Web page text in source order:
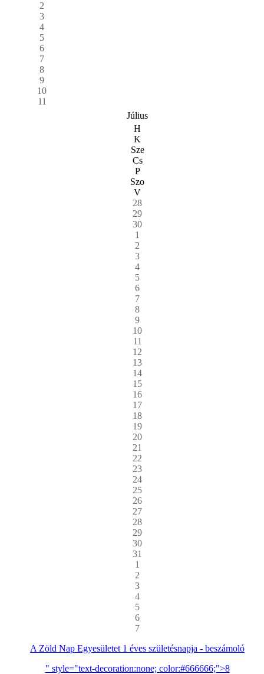
2
3
4
5
6
7
8
9
10
11
Július
H
K
Sze
Cs
P
Szo
V
28
29
30
1
2
3
4
5
6
7
8
9
10
11
12
13
14
15
16
17
18
19
20
21
22
23
24
25
26
27
28
29
30
31
1
2
3
4
5
6
7
A Zöld Nap Egyesületet 1 éves születésnapja - beszámoló
" style="text-decoration:none; color:#666666;">8